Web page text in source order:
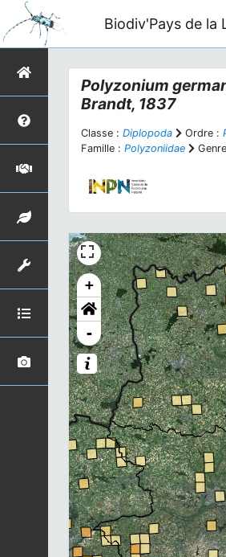
Biodiv'Pays de la
Polyzonium
Brandt, 1837
Classe : Diplopoda Ordre :
Famille : Polyzoniidae
+
-